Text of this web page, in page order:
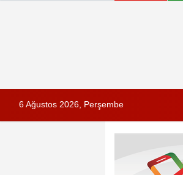
6 Ağustos 2026, Perşembe